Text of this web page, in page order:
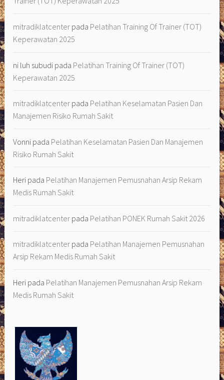
mitradiklatcenter pada Pelatihan Training Of Trainer (TOT)
Keperawatan 2025
ni luh subudi pada Pelatihan Training Of Trainer (TOT)
Keperawatan 2025
mitradiklatcenter pada Pelatihan Keselamatan Pasien Dan
Manajemen Risiko Rumah Sakit
Vonni pada Pelatihan Keselamatan Pasien Dan Manajemen
Risiko Rumah Sakit
Heri pada Pelatihan Manajemen Pemusnahan Arsip Rekam
Medis Rumah Sakit
mitradiklatcenter pada Pelatihan PONEK Rumah Sakit 2026
mitradiklatcenter pada Pelatihan Manajemen Pemusnahan
Arsip Rekam Medis Rumah Sakit
Heri pada Pelatihan Manajemen Pemusnahan Arsip Rekam
Medis Rumah Sakit